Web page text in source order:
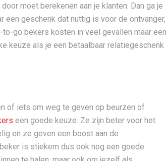
moet berekenen aan je klanten. Dan ga je
een geschenk dat nuttig is voor de ontvanger,
go bekers kosten in veel gevallen maar een
keuze als je een betaalbaar relatiegeschenk
of iets om weg te geven op beurzen of
een goede keuze. Ze zijn beter voor het
en ze geven een boost aan de
is stiekem dus ook nog een goede